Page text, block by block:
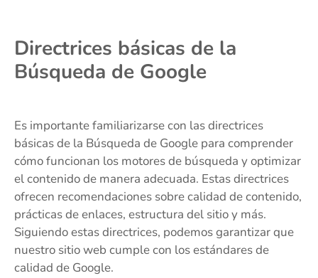
Directrices básicas de la
Búsqueda de Google
Es importante familiarizarse con las directrices
básicas de la Búsqueda de Google para comprender
cómo funcionan los motores de búsqueda y optimizar
el contenido de manera adecuada. Estas directrices
ofrecen recomendaciones sobre calidad de contenido,
prácticas de enlaces, estructura del sitio y más.
Siguiendo estas directrices, podemos garantizar que
nuestro sitio web cumple con los estándares de
calidad de Google.